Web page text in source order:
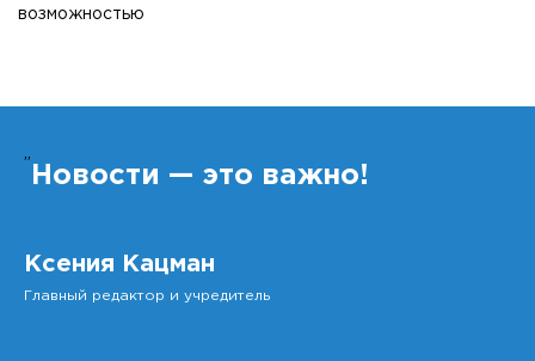
возможностью
” Новости — это важно!
Ксения Кацман
Главный редактор и учредитель